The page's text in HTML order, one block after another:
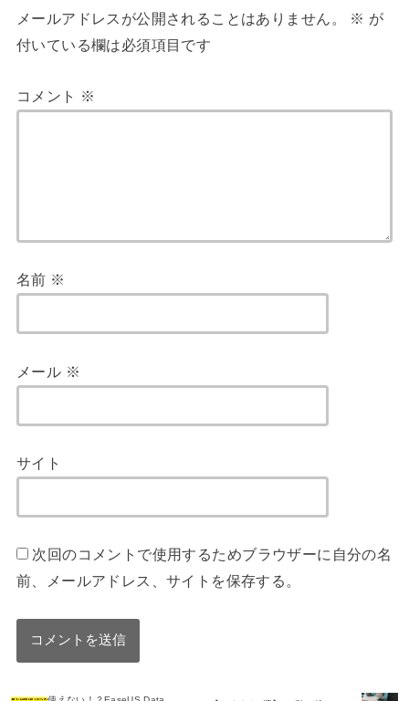
メールアドレスが公開されることはありません。 ※ が
付いている欄は必須項目です
コメント ※
名前 ※
メール ※
サイト
次回のコメントで使用するためブラウザーに自分の名
前、メールアドレス、サイトを保存する。